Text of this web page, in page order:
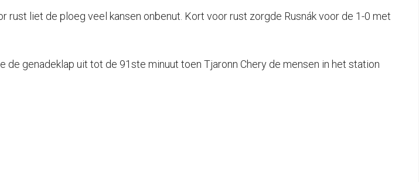
liet de ploeg veel kansen onbenut. Kort voor rust zorgde Rusnák voor de 1-0 met
genadeklap uit tot de 91ste minuut toen Tjaronn Chery de mensen in het station